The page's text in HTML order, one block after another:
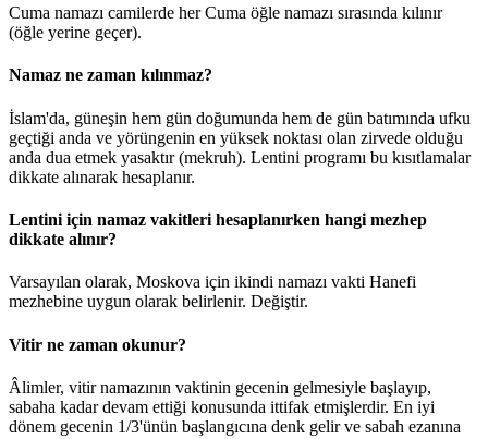
Cuma namazı camilerde her Cuma öğle namazı sırasında kılınır
(öğle yerine geçer).
Namaz ne zaman kılınmaz?
İslam'da, güneşin hem gün doğumunda hem de gün batımında ufku
geçtiği anda ve yörüngenin en yüksek noktası olan zirvede olduğu
anda dua etmek yasaktır (mekruh). Lentini programı bu kısıtlamalar
dikkate alınarak hesaplanır.
Lentini için namaz vakitleri hesaplanırken hangi mezhep
dikkate alınır?
Varsayılan olarak, Moskova için ikindi namazı vakti Hanefi
mezhebine uygun olarak belirlenir. Değiştir.
Vitir ne zaman okunur?
Âlimler, vitir namazının vaktinin gecenin gelmesiyle başlayıp,
sabaha kadar devam ettiği konusunda ittifak etmişlerdir. En iyi
dönem gecenin 1/3'ünün başlangıcına denk gelir ve sabah ezanına